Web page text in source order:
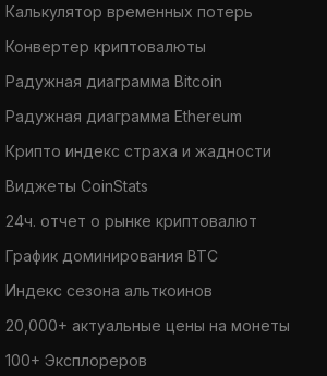
Калькулятор временных потерь
Конвертер криптовалюты
Радужная диаграмма Bitcoin
Радужная диаграмма Ethereum
Крипто индекс страха и жадности
Виджеты CoinStats
24ч. отчет о рынке криптовалют
График доминирования BTC
Индекс сезона альткоинов
20,000+ актуальные цены на монеты
100+ Эксплореров